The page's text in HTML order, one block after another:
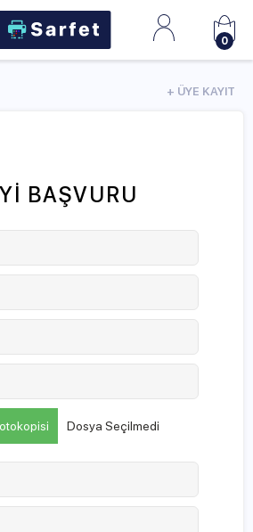
0
+ ÜYE KAYIT
BAŞVURU
Dosya Seçilmedi